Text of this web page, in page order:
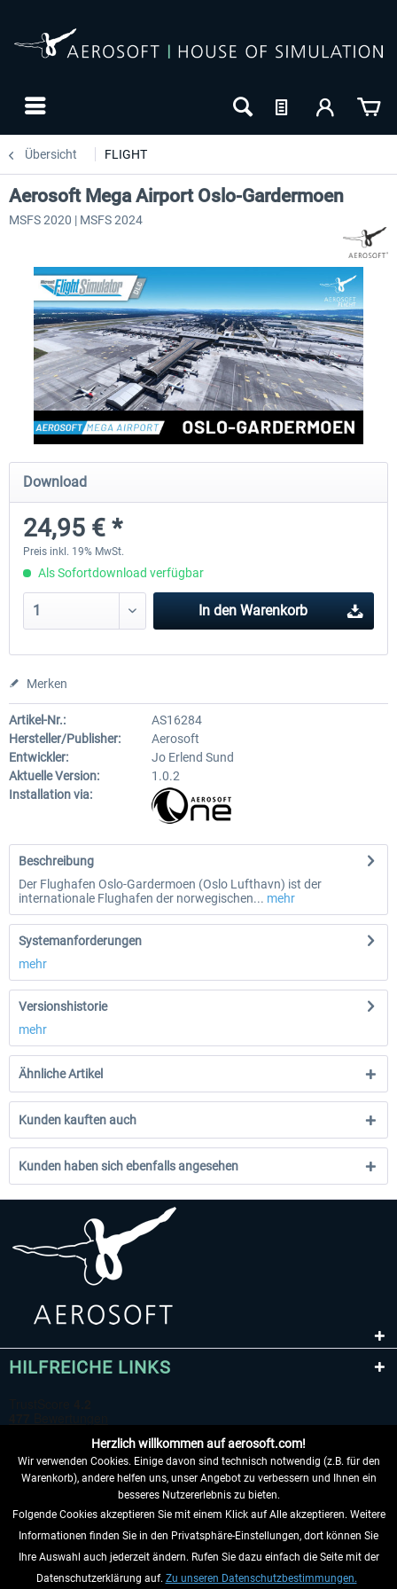
Übersicht FLIGHT
24h FREE
EmergencyDispatcherPro - 24h Free
0,00 € *
Aerosoft Mega Airport Oslo-Gardermoen
MSFS 2020 | MSFS 2024
Download
24,95 € *
Preis inkl. 19% MwSt.
Als Sofortdownload verfügbar
In den Warenkorb
Merken
Artikel-Nr.:
AS16284
Hersteller/Publisher:
Aerosoft
Entwickler:
Jo Erlend Sund
Aktuelle Version:
1.0.2
Installation via:
Beschreibung
Der Flughafen Oslo-Gardermoen (Oslo Lufthavn) ist der
internationale Flughafen der norwegischen... mehr
Systemanforderungen
mehr
Versionshistorie
mehr
Ähnliche Artikel
Kunden kauften auch
Kunden haben sich ebenfalls angesehen
HILFREICHE LINKS
VERTRAG WIDERRUFEN
INFORMATIONEN
Herzlich willkommen auf aerosoft.com!
Wir verwenden Cookies. Einige davon sind technisch notwendig (z.B. für den
Warenkorb), andere helfen uns, unser Angebot zu verbessern und Ihnen ein
besseres Nutzererlebnis zu bieten.
Folgende Cookies akzeptieren Sie mit einem Klick auf Alle akzeptieren. Weitere
Informationen finden Sie in den Privatsphäre-Einstellungen, dort können Sie
Ihre Auswahl auch jederzeit ändern. Rufen Sie dazu einfach die Seite mit der
Datenschutzerklärung auf. Zu unseren Datenschutzbestimmungen.